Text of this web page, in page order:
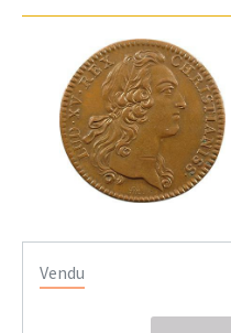
Vendu